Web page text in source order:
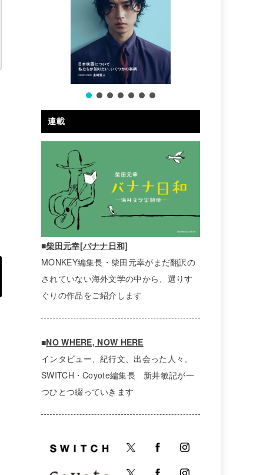
連載
■柴田元幸[バナナ日和]
MONKEY編集長・柴田元幸がまだ翻訳の
されていない海外文学の中から、選りす
ぐりの作品をご紹介します
■NO WHERE, NOW HERE
インタビュー、紀行文、出会った人々。
SWITCH・Coyote編集長 新井敏記が一
つひとつ綴っていきます